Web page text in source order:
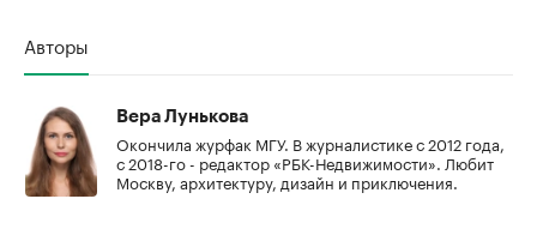
Авторы
Вера Лунькова
Окончила журфак МГУ. В журналистике с 2012 года,
с 2018-го - редактор «РБК-Недвижимости». Любит
Москву, архитектуру, дизайн и приключения.